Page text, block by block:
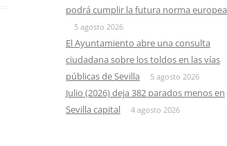
podrá cumplir la futura norma europea
5 agosto 2026
El Ayuntamiento abre una consulta
ciudadana sobre los toldos en las vías
públicas de Sevilla
5 agosto 2026
Julio (2026) deja 382 parados menos en
Sevilla capital
4 agosto 2026